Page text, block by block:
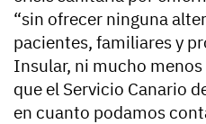
“sin ofrecer ninguna
pacientes, familiares y
Insular, ni mucho
que el Servicio Canario
en cuanto podamos